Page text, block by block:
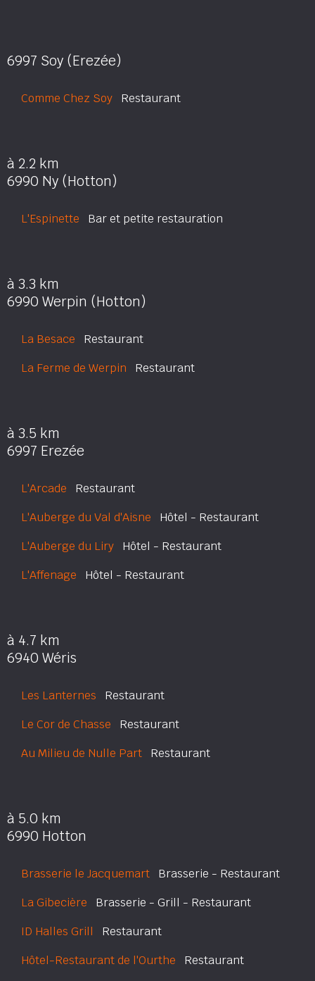
6997 Soy (Erezée)
Comme Chez Soy Restaurant
à 2.2 km
6990 Ny (Hotton)
L'Espinette Bar et petite restauration
à 3.3 km
6990 Werpin (Hotton)
La Besace Restaurant
La Ferme de Werpin Restaurant
à 3.5 km
6997 Erezée
L'Arcade Restaurant
L'Auberge du Val d'Aisne Hôtel - Restaurant
L'Auberge du Liry Hôtel - Restaurant
L'Affenage Hôtel - Restaurant
à 4.7 km
6940 Wéris
Les Lanternes Restaurant
Le Cor de Chasse Restaurant
Au Milieu de Nulle Part Restaurant
à 5.0 km
6990 Hotton
Brasserie le Jacquemart Brasserie - Restaurant
La Gibecière Brasserie - Grill - Restaurant
ID Halles Grill Restaurant
Hôtel-Restaurant de l'Ourthe Restaurant